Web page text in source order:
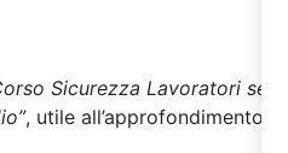
Sicurezza Lavoratori
, utile all’approfondimento